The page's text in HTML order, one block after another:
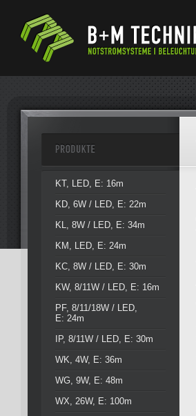
KT, LED, E: 16m
KD, 6W / LED, E: 22m
KL, 8W / LED, E: 34m
KM, LED, E: 24m
KC, 8W / LED, E: 30m
KW, 8/11W / LED, E: 16m
PF, 8/11/18W / LED,
E: 24m
IP, 8/11W / LED, E: 30m
WK, 4W, E: 36m
WG, 9W, E: 48m
WX, 26W, E: 100m